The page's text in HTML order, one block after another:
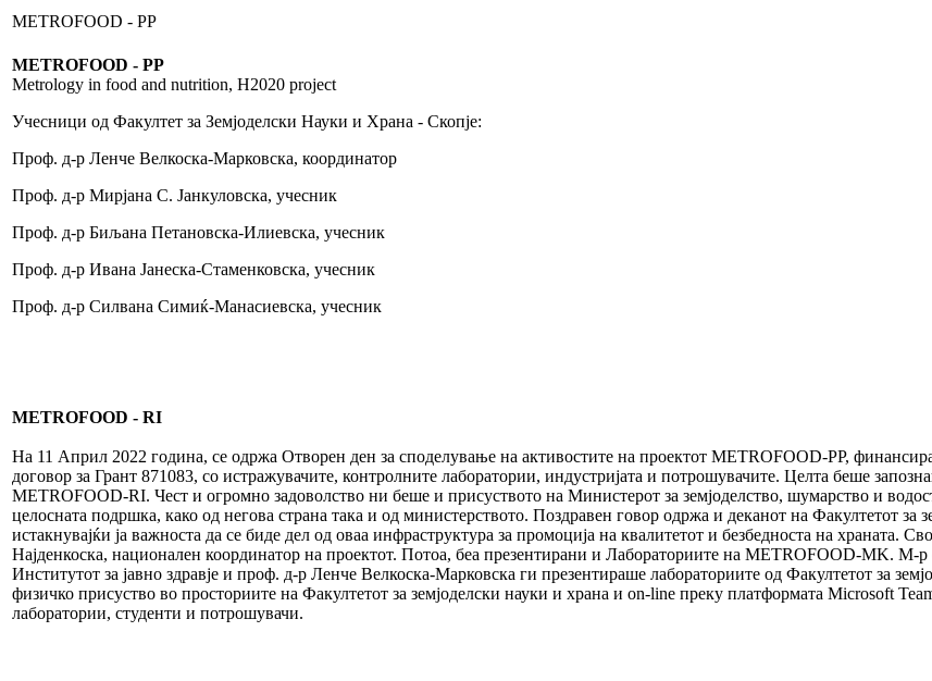
METROFOOD - PP
METROFOOD - PP
Metrology in food and nutrition, H2020 project
Учесници од Факултет за Земјоделски Науки и Храна - Скопје:
Проф. д-р Ленче Велкоска-Марковска, координатор
Проф. д-р Мирјана С. Јанкуловска, учесник
Проф. д-р Биљана Петановска-Илиевска, учесник
Проф. д-р Ивана Јанеска-Стаменковска, учесник
Проф. д-р Силвана Симиќ-Манасиевска, учесник
METROFOOD - RI
На 11 Април 2022 година, се одржа Отворен ден за споделување на активостите на проектот METROFOOD-PP,
договор за Грант 871083, со истражувачите, контролните лаборатории, индустријата и потрошувачите. Целта беше
METROFOOD-RI. Чест и огромно задоволство ни беше и присуството на Министерот за земјоделство, шумарство и
целосната подршка, како од негова страна така и од министерството. Поздравен говор одржа и деканот на Факултетот за
истакнувајќи ја важноста да се биде дел од оваа инфраструктура за промоција на квалитетот и безбедноста на храната.
Најденкоска, национален координатор на проектот. Потоа, беа презентирани и Лабораториите на METROFOOD-MK. М-
Институтот за јавно здравје и проф. д-р Ленче Велкоска-Марковска ги презентираше лабораториите од Факултетот за
физичко присуство во просториите на Факултетот за земјоделски науки и храна и on-line преку платформата Microsoft
лаборатории, студенти и потрошувачи.